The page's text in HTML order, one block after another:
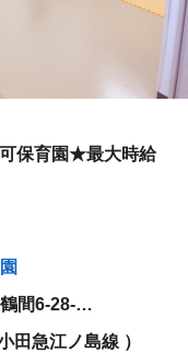
保育園★最大時給
間6-28-
田急江ノ島線 ）